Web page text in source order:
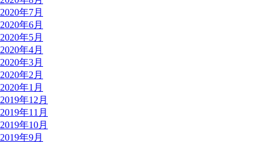
2020年7月
2020年6月
2020年5月
2020年4月
2020年3月
2020年2月
2020年1月
2019年12月
2019年11月
2019年10月
2019年9月